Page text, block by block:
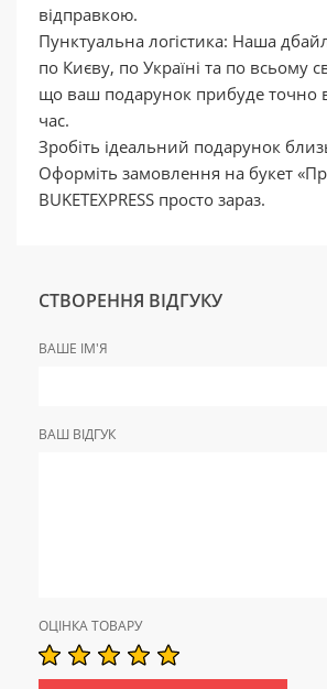
відправкою.
Пунктуальна логістика: Наша
по Києву, по Україні та по всьому
що ваш подарунок прибуде точно
час.
Зробіть ідеальний подарунок
Оформіть замовлення на букет
BUKETEXPRESS просто зараз.
СТВОРЕННЯ ВІДГУКУ
ВАШЕ ІМ'Я
ВАШ ВІДГУК
ОЦІНКА ТОВАРУ